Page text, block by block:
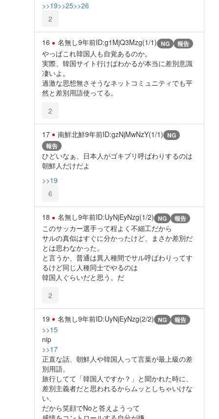
>>19>>25>>26
2
16 名無し9年前ID:g1MjQ3Mzg(1/1) NG 報告
やっぱこれ韓国人も自覚あるのか。
実際、韓国サイト行けばわかるが本当に差別意識
凄いよ。
過激な思想無さそうなネットコミュニティでも平
然と差別用語使ってる。
2
17 南鮮北鮮9年前ID:gzNjMwNzY(1/1) NG
報告
ひどいなぁ、日本人がゴキブリ呼ばわりするのは
朝鮮人だけだよ
>>19
6
18 名無し9年前ID:UyNjEyNzg(1/2) NG 報告
このサッカー選手って程よく不細工だから
サルの真似はすぐに分かったけど、まさか差別だ
とは思わなかった。
と言うか、普通は異人種間でサル呼ばわりってす
るけど同じ人種同士でやるのは
韓国人ぐらいだと思う。だ
2
19 名無し9年前ID:UyNjEyNzg(2/2) NG 報告
>>15
nip
>>17
正直な話、朝鮮人や韓国人って言葉が最上級の差
別用語。
旅行してて「韓国人ですか？」と聞かれた時に、
差別主義者だと思われるからムッとしちゃいけな
い、
だから笑顔でNoと答えようって